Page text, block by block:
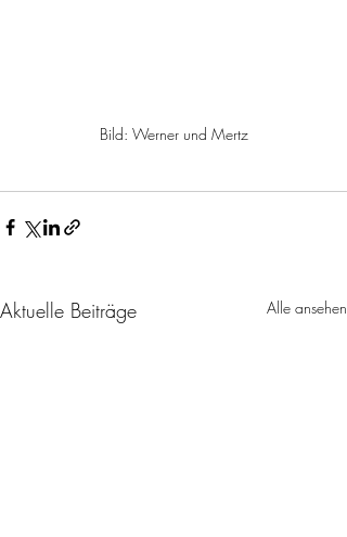
Bild: Werner und Mertz
Aktuelle Beiträge Alle ansehen